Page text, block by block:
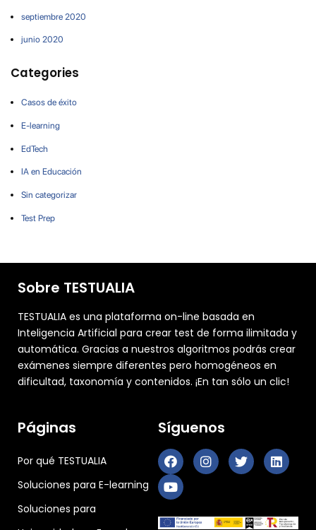
septiembre 2020
junio 2020
Categories
Casos de éxito
E-learning
EdTech
IA en Educación
Sin categorizar
Test Prep
Sobre TESTUALIA
TESTUALIA es una plataforma on-line basada en
Inteligencia Artificial para crear test de forma ilimitada y
automática. Gracias a nuestros algoritmos podrás crear
exámenes siempre diferentes pero homogéneos en
dificultad, taxonomía y contenidos. ¡En tan sólo un clic!
Páginas
Por qué TESTUALIA
Soluciones para E-learning
Soluciones para
Síguenos